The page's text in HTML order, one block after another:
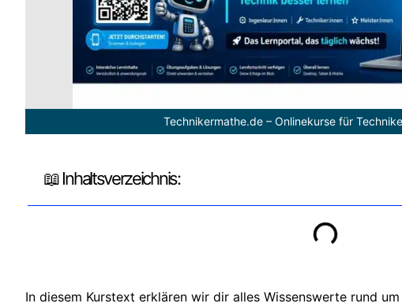
Technikermathe.de – Onlinekurse für
📖 Inhaltsverzeichnis:
In diesem Kurstext erklären wir dir alles Wissenswerte rund